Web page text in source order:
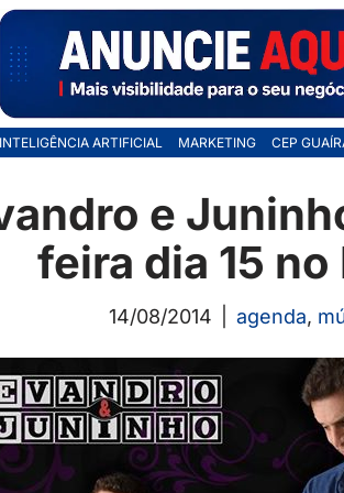
INTELIGÊNCIA ARTIFICIAL MARKETING CEP
e
feira dia 15 no
14/08/2014 agenda,